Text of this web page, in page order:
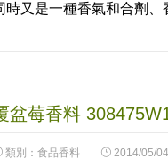
時又是一種香氣和合劑、
盆莓香料
類別： 食品香料 2014/05/